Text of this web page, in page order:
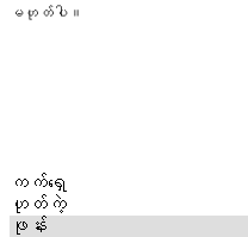
မဟုတ်ပါ။
ကက်ရှေ
ဟုတ်ကဲ့
ဖုန်း